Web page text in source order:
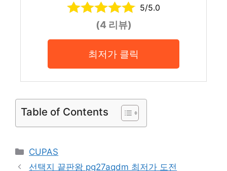
5/5.0
(4 리뷰)
최저가 클릭
Table of Contents
Categories
CUPAS
선택지 끝판왕 pg27aqdm 최저가 도전